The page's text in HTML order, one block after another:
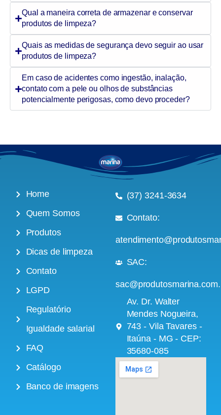
Qual a maneira correta de armazenar e conservar
produtos de limpeza?
Quais as medidas de segurança devo seguir ao usar
produtos de limpeza?
Em caso de acidentes como ingestão, inalação,
contato com a pele ou olhos de substâncias
potencialmente perigosas, como devo proceder?
Home
Quem Somos
Produtos
Dicas de limpeza
Contato
LGPD
Regulatório
Igualdade salarial
FAQ
Catálogo
Banco de imagens
(37) 3241-3634
Contato:
SAC:
Av. Dr. Walter
Mendes Nogueira,
743 - Vila Tavares -
Itaúna - MG - CEP:
35680-085